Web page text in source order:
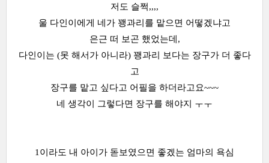
저도 슬쩍,,,,
울 다인이에게 네가 꽹과리를 맡으면 어떻겠냐고
은근 떠 보곤 했었는데,
다인이는 (못 해서가 아니라) 꽹과리 보다는 장구가 더 좋다
고
장구를 맡고 싶다고 어필을 하더라고요~~~
네 생각이 그렇다면 장구를 해야지 ㅜㅜ
1이라도 내 아이가 돋보였으면 좋겠는 엄마의 욕심